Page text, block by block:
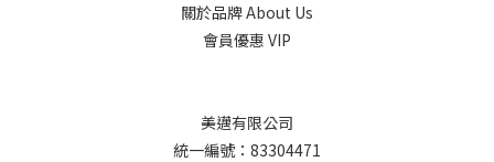
關於品牌 About Us
會員優惠 VIP
美邁有限公司
統一編號：83304471